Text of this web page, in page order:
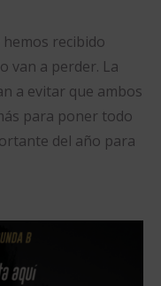
recibido
van a perder. La
a evitar que ambos
para poner todo
del año para